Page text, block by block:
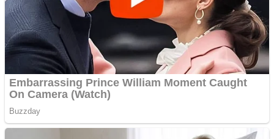
Cutit cositoare KUHN